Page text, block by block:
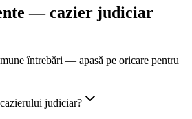
— cazier judiciar
întrebări — apasă pe oricare pentru
judiciar?